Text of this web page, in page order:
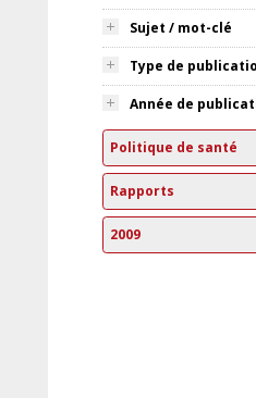
Sujet / mot-clé
Type de
Année de
Politique de santé
Rapports
2009